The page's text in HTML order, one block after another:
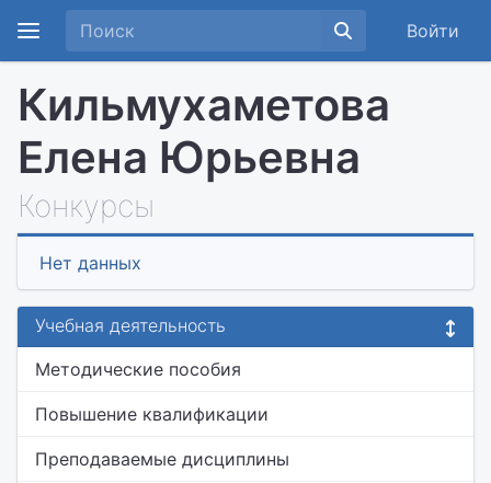
Войти
Кильмухаметова
Елена Юрьевна
Конкурсы
Нет данных
Учебная деятельность
Методические пособия
Повышение квалификации
Преподаваемые дисциплины